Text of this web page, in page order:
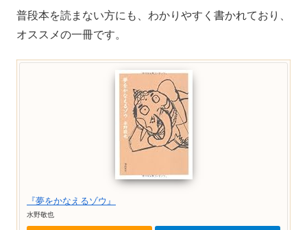
普段本を読まない方にも、わかりやすく書かれており、
オススメの一冊です。
『夢をかなえるゾウ』
水野敬也